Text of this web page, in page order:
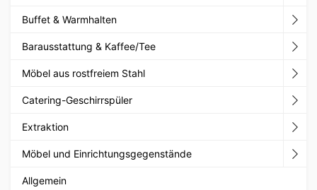
Buffet & Warmhalten
Barausstattung & Kaffee/Tee
Möbel aus rostfreiem Stahl
Catering-Geschirrspüler
Extraktion
Möbel und Einrichtungsgegenstände
Allgemein